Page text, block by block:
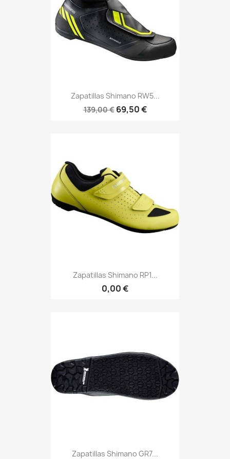
Zapatillas Shimano RW5...
139,00 € 69,50 €
Zapatillas Shimano RP1...
0,00 €
Zapatillas Shimano GR7...